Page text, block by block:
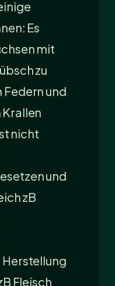
Es
mit
zu
und
Krallen
nicht
und
zB
Herstellung
Fleisch